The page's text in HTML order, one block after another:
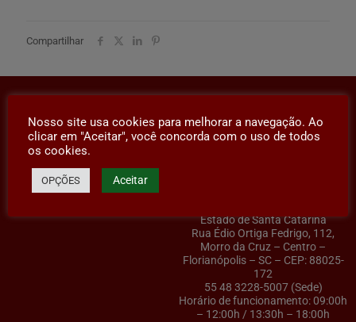
Compartilhar
Estado de Santa Catarina
Rua Édio Ortiga Fedrigo, 112,
Morro da Cruz – Centro –
Florianópolis – SC – CEP: 88025-
172
55 48 3228-5007 (Sede)
Horário de funcionamento: 09:00h
– 12:00h / 13:30h – 18:00h
Nosso site usa cookies para melhorar a navegação. Ao
clicar em "Aceitar", você concorda com o uso de todos
os cookies.
OPÇÕES Aceitar